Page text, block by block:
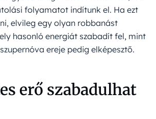
folyamatot indítunk el. Ha ezt
elvileg egy olyan robbanást
hasonló energiát szabadít fel, mint
ereje pedig elképesztő.
erő szabadulhat